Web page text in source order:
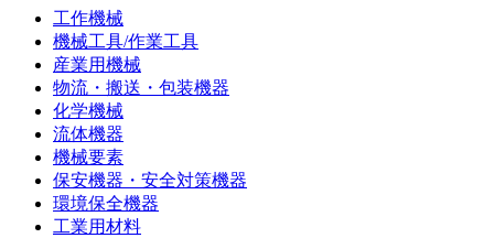
工作機械
機械工具/作業工具
産業用機械
物流・搬送・包装機器
化学機械
流体機器
機械要素
保安機器・安全対策機器
環境保全機器
工業用材料